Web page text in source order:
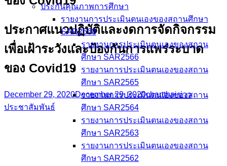
ประกันคุณภาพการศึกษา
รายงานการประเมินตนเองของสถานศึกษา
SAR2568
รายงานการประเมินตนเองของสถาน
ศึกษา SAR2566
รายงานการประเมินตนเองของสถาน
ศึกษา SAR2565
รายงานการประเมินตนเองของสถาน
ศึกษา SAR2564
รายงานการประเมินตนเองของสถาน
ศึกษา SAR2563
รายงานการประเมินตนเองของสถาน
ศึกษา SAR2562
ประกาศแนวปฏิบัติและงดการจัดกิจกรรม
เพื่อเฝ้าระวังและป้องกันการแพร่ระบาด
ของ Covid19
December 29, 2020December 29, 2020chartthaiข่าว
ประชาสัมพันธ์